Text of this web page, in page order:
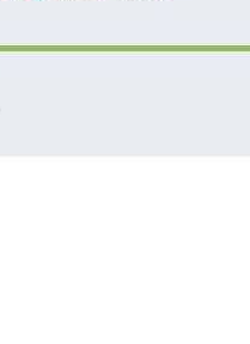
per tot el DD
publicar